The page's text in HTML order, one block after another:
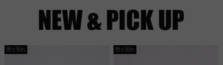
売り切れ 売り切れ